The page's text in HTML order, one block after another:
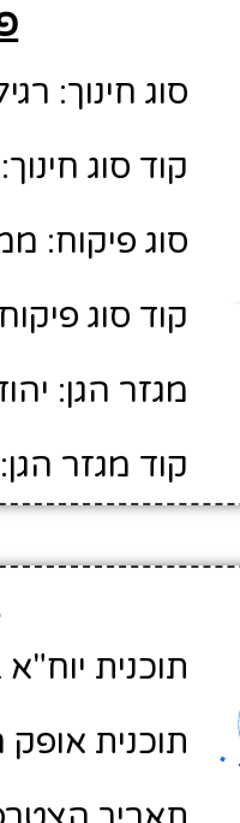
סוג חינוך:
קוד סוג חינוך:
סוג פיקוח:
קוד סוג
מגזר הגן:
קוד מגזר הגן:
תוכנית
תוכנית